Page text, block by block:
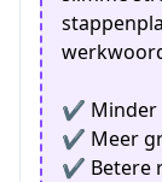
✔ Minder
✔ Meer
✔ Betere